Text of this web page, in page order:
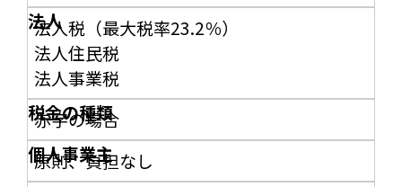
法人税（最大税率23.2％）
法人住民税
法人事業税
赤字の場合
原則、負担なし